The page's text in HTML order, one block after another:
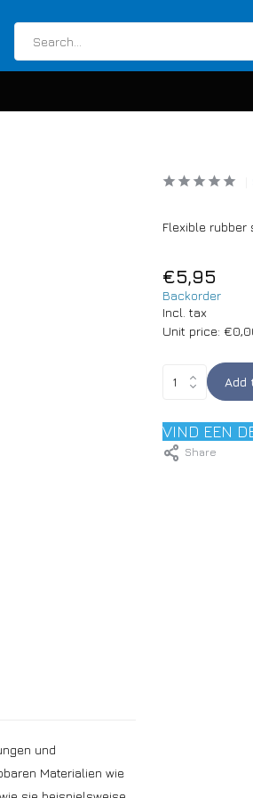
und
Materialien wie
Flexible
€5,95
Backorder
Incl. tax
Unit price:
Add
VIND EEN
Share